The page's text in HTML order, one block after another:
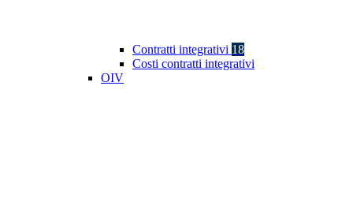
Contratti integrativi 18
Costi contratti integrativi
OIV